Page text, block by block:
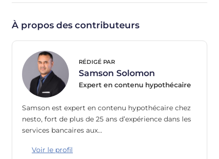
À propos des contributeurs
RÉDIGÉ PAR
Samson Solomon
Expert en contenu hypothécaire
Samson est expert en contenu hypothécaire chez
nesto, fort de plus de 25 ans d’expérience dans les
services bancaires aux…
Voir le profil